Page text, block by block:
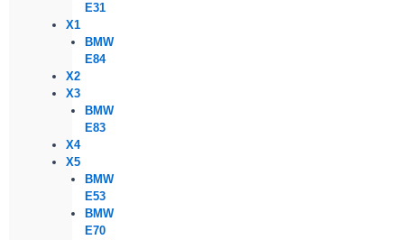
E31
X1
BMW
E84
X2
X3
BMW
E83
X4
X5
BMW
E53
BMW
E70